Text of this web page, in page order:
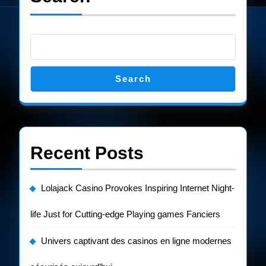
Search
Recent Posts
Lolajack Casino Provokes Inspiring Internet Night-
life Just for Cutting-edge Playing games Fanciers
Univers captivant des casinos en ligne modernes